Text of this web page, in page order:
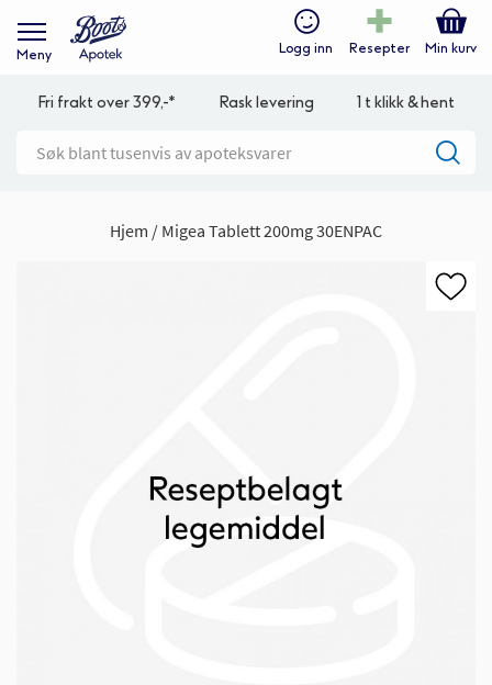
Meny Logg inn Resepter Min kurv
Fri frakt over 399,-* Rask levering 1 t klikk & hent
Hjem Migea Tablett 200mg 30ENPAC